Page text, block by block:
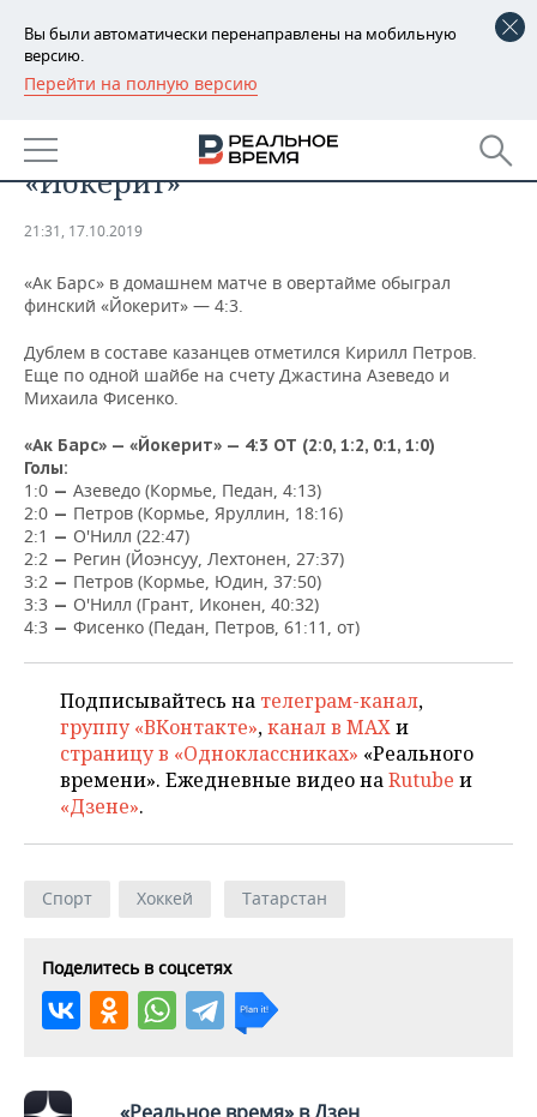
Вы были автоматически перенаправлены на мобильную
версию.
Перейти на полную версию
РЕГИОНЫ
БАШКОРТОСТАН
ТАТАРСТАН
НОВОСТИ
АНАЛИТИКА
ДЕКЛАРАЦИИ О ДОХОДАХ
КОРОЛИ ГОСЗАКАЗА ПФО
КОМУ ПРИНАДЛЕЖАТ
ТОРГОВЫЕ ЦЕНТРЫ
ТАТАРСТАНА
НОВОСТИ ЭКОНОМИКИ
ФИНАНСЫ
БЮДЖЕТ
ИНВЕСТИЦИИ
ПРОМЫШЛЕННОСТЬ
НОВОСТИ
ПРОМЫШЛЕННОСТИ
АГРОПРОМ
МАШИНОСТРОЕНИЕ
НЕФТЕХИМИЯ
НЕФТЬ
ЭНЕРГЕТИКА
НЕДВИЖИМОСТЬ
НОВОСТИ АВТО
БИЗНЕС
НОВОСТИ БИЗНЕСА
РОЗНИЧНАЯ ТОРГОВЛЯ
ТРАНСПОРТ
УСЛУГИ
ТЕХНОЛОГИИ
НОВОСТИ ТЕХНОЛОГИЙ
IT
МЕДИА
ТЕЛЕКОММУНИКАЦИИ
МЕРОПРИЯТИЯ
НОВОСТИ МЕРОПРИЯТИЙ
ВЫЕЗДНАЯ РЕДАКЦИЯ
БИЗНЕС-БРАНЧИ
ONLINE-КОНФЕРЕНЦИИ
СПОРТ
НОВОСТИ СПОРТА
ФУТБОЛ
ХОККЕЙ
ВОЛЕЙБОЛ
КИБЕРСПОРТ
ФИГУРНОЕ КАТАНИЕ
ОБЩЕСТВО
НОВОСТИ ОБЩЕСТВА
ВЛАСТЬ
ИСТОРИЯ
КУЛЬТУРА
МЕДИЦИНА
ФОТОГАЛЕРЕЯ
СЮЖЕТЫ
СПИСОК ПЕРСОН
СПИСОК КОМПАНИЙ
ПОЛНАЯ ВЕРСИЯ
«Ак Барс» в овертайме одолел
«Йокерит»
21:31, 17.10.2019
«Ак Барс» в домашнем матче в овертайме обыграл
финский «Йокерит» — 4:3.
Дублем в составе казанцев отметился Кирилл Петров.
Еще по одной шайбе на счету Джастина Азеведо и
Михаила Фисенко.
«Ак Барс» — «Йокерит» — 4:3 ОТ (2:0, 1:2, 0:1, 1:0)
Голы:
1:0 — Азеведо (Кормье, Педан, 4:13)
2:0 — Петров (Кормье, Яруллин, 18:16)
2:1 — О'Нилл (22:47)
2:2 — Регин (Йоэнсуу, Лехтонен, 27:37)
3:2 — Петров (Кормье, Юдин, 37:50)
3:3 — О'Нилл (Грант, Иконен, 40:32)
4:3 — Фисенко (Педан, Петров, 61:11, от)
Подписывайтесь на телеграм-канал,
группу «ВКонтакте»,канал в MAXи
страницу в «Одноклассниках» «Реального
времени». Ежедневные видео наRutube и
«Дзене».
Спорт Хоккей Татарстан
Поделитесь в соцсетях